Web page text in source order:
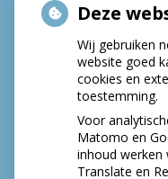
HOE GEZOND IS
Deze
Wij gebruiken
website goed
cookies en
toestemming.
Voor
Matomo en
inhoud werken
Translate en